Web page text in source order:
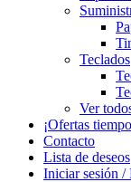
Teclados
Ver
¡Ofertas
Contacto
Lista de deseos
Iniciar sesión /